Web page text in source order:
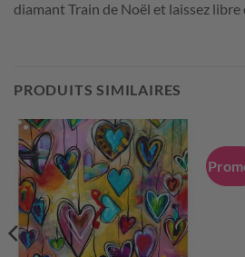
diamant Train de Noël et laissez
PRODUITS SIMILAIRES